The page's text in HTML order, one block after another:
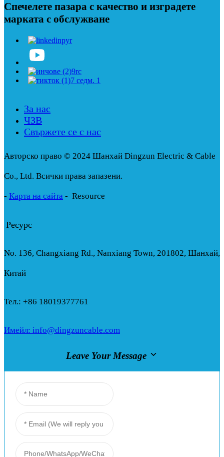
Спечелете пазара с качество и изградете
марката с обслужване
За нас
ЧЗВ
Свържете се с нас
Авторско право © 2024 Шанхай Dingzun Electric & Cable
Co., Ltd. Всички права запазени.
- Карта на сайта - Resource
Ресурс
No. 136, Changxiang Rd., Nanxiang Town, 201802, Шанхай,
Китай
Тел.: +86 18019377761
Имейл: info@dingzuncable.com
Leave Your Message